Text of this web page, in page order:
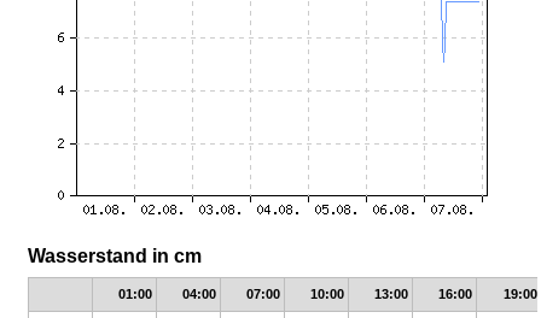
Wasserstand in cm
01:00 04:00 07:00 10:00 13:00 16:00 19:00